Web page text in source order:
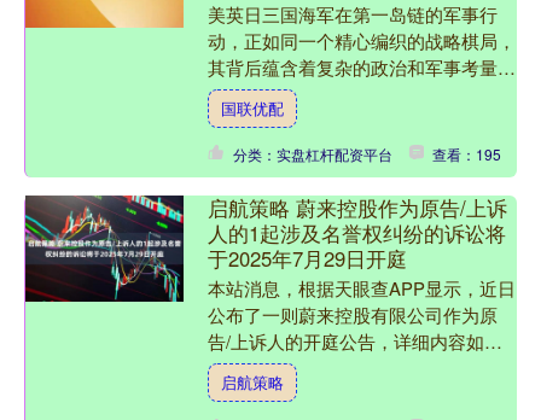
美英日三国海军在第一岛链的军事行
动，正如同一个精心编织的战略棋局，
其背后蕴含着复杂的政治和军事考量。
让我们从这盘棋的最终结果——日本接
收F-35B隐形战斗机—....
国联优配
分类：实盘杠杆配资平台 查看：195
启航策略 蔚来控股作为原告/上诉
人的1起涉及名誉权纠纷的诉讼将
于2025年7月29日开庭
本站消息，根据天眼查APP显示，近日
公布了一则蔚来控股有限公司作为原
告/上诉人的开庭公告，详细内容如
下： 案号：（2025）皖0191民初1626
号审理法院：合....
启航策略